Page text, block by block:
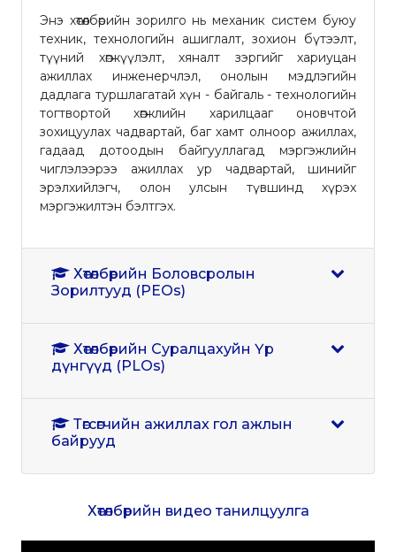
Энэ хөтөлбөрийн зорилго нь механик систем буюу
техник, технологийн ашиглалт, зохион бүтээлт,
түүний хөгжүүлэлт, хяналт зэргийг хариуцан
ажиллах инженерчлэл, онолын мэдлэгийн
дадлага туршлагатай хүн - байгаль - технологийн
тогтвортой хөгжлийн харилцааг оновчтой
зохицуулах чадвартай, баг хамт олноор ажиллах,
гадаад дотоодын байгууллагад мэргэжлийн
чиглэлээрээ ажиллах ур чадвартай, шинийг
эрэлхийлэгч, олон улсын түвшинд хүрэх
мэргэжилтэн бэлтгэх.
Зорилтууд (PEOs)
дүнгүүд (PLOs)
байрууд
Хөтөлбөрийн видео танилцуулга